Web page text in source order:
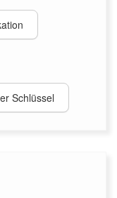
Schlüssel